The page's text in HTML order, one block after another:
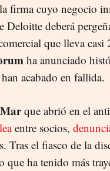
firma cuyo negocio
Deloitte deberá
que lleva casi
ha anunciado
acabado en fallida.
que abrió en el
entre socios,
Tras el fiasco de la
ha tenido más